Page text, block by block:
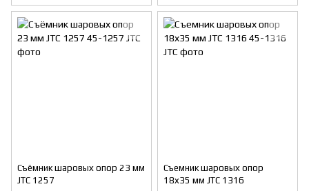
Съёмник шаровых опор 23 мм
JTC 1257
Съемник шаровых опор
18х35 мм JTC 1316